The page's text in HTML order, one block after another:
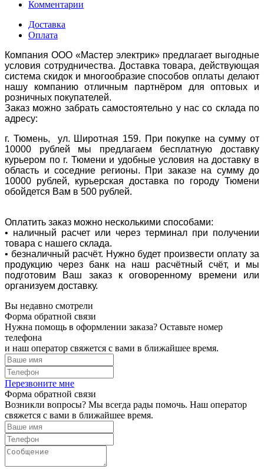
Комментарии
Доставка
Оплата
Компания ООО «Мастер электрик» предлагает выгодные
условия сотрудничества. Доставка товара, действующая
система скидок и многообразие способов оплаты делают
нашу компанию отличным партнёром для оптовых и
розничных покупателей.
Заказ можно забрать самостоятельно у нас со склада по
адресу:
г. Тюмень, ул. Широтная 159. При покупке на сумму от
10000 рублей мы предлагаем бесплатную доставку
курьером по г. Тюмени и удобные условия на доставку в
область и соседние регионы. При заказе на сумму до
10000 рублей, курьерская доставка по городу Тюмени
обойдется Вам в 500 рублей.
Оплатить заказ можно несколькими способами:
• наличный расчет или через терминал при получении
товара с нашего склада.
• безналичный расчёт. Нужно будет произвести оплату за
продукцию через банк на наш расчётный счёт, и мы
подготовим Ваш заказ к оговоренному времени или
организуем доставку.
Вы недавно смотрели
Форма обратной связи
Нужна помощь в оформлении заказа? Оставьте номер
телефона
и наш оператор свяжется с вами в ближайшее время.
Перезвоните мне
Форма обратной связи
Возникли вопросы? Мы всегда рады помочь. Наш оператор
свяжется с вами в ближайшее время.